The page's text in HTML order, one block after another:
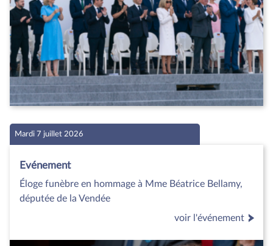
Mardi 7 juillet 2026
Evénement
Éloge funèbre en hommage à Mme Béatrice Bellamy,
députée de la Vendée
voir l'événement